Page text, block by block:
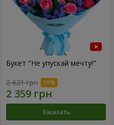
Букет "Не упускай мечту!"
2 621 грн
Заказать